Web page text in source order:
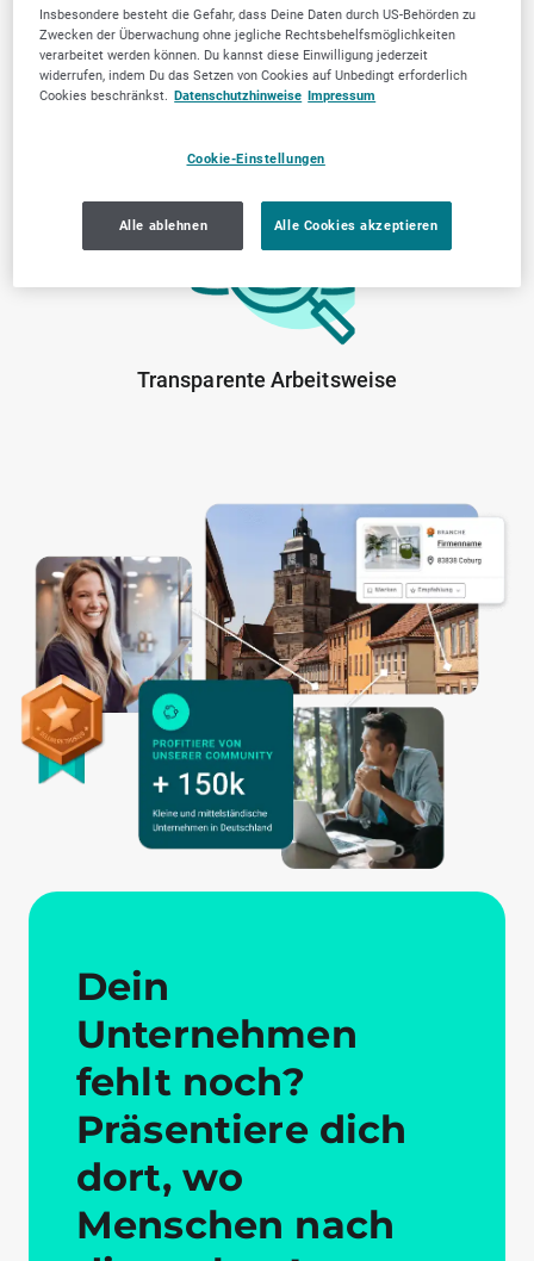
geprüfte Anbieter
Transparente Arbeitsweise
Dein
Unternehmen
fehlt noch?
Präsentiere dich
dort, wo
Menschen nach
Insbesondere besteht die Gefahr, dass Deine Daten durch US-Behörden zu
Zwecken der Überwachung ohne jegliche Rechtsbehelfsmöglichkeiten
verarbeitet werden können. Du kannst diese Einwilligung jederzeit
widerrufen, indem Du das Setzen von Cookies auf Unbedingt erforderlich
Cookies beschränkst. Datenschutzhinweise Impressum
Cookie-Einstellungen
Alle ablehnen Alle Cookies akzeptieren